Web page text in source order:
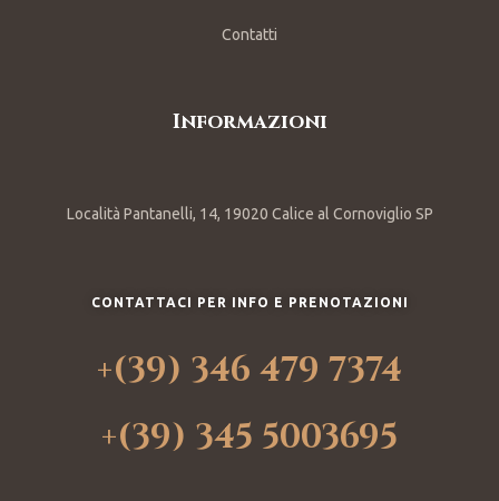
Contatti
Informazioni
Località Pantanelli, 14, 19020 Calice al Cornoviglio SP
CONTATTACI PER INFO E PRENOTAZIONI
+(39) 346 479 7374
+(39) 345 5003695